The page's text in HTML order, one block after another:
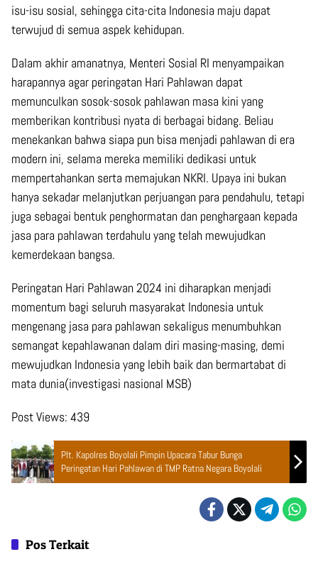
isu-isu sosial, sehingga cita-cita Indonesia maju dapat
terwujud di semua aspek kehidupan.
Dalam akhir amanatnya, Menteri Sosial RI menyampaikan
harapannya agar peringatan Hari Pahlawan dapat
memunculkan sosok-sosok pahlawan masa kini yang
memberikan kontribusi nyata di berbagai bidang. Beliau
menekankan bahwa siapa pun bisa menjadi pahlawan di era
modern ini, selama mereka memiliki dedikasi untuk
mempertahankan serta memajukan NKRI. Upaya ini bukan
hanya sekadar melanjutkan perjuangan para pendahulu, tetapi
juga sebagai bentuk penghormatan dan penghargaan kepada
jasa para pahlawan terdahulu yang telah mewujudkan
kemerdekaan bangsa.
Peringatan Hari Pahlawan 2024 ini diharapkan menjadi
momentum bagi seluruh masyarakat Indonesia untuk
mengenang jasa para pahlawan sekaligus menumbuhkan
semangat kepahlawanan dalam diri masing-masing, demi
mewujudkan Indonesia yang lebih baik dan bermartabat di
mata dunia(investigasi nasional MSB)
Post Views: 439
Plt. Kapolres Boyolali Pimpin Upacara Tabur Bunga
Peringatan Hari Pahlawan di TMP Ratna Negara Boyolali
Pos Terkait